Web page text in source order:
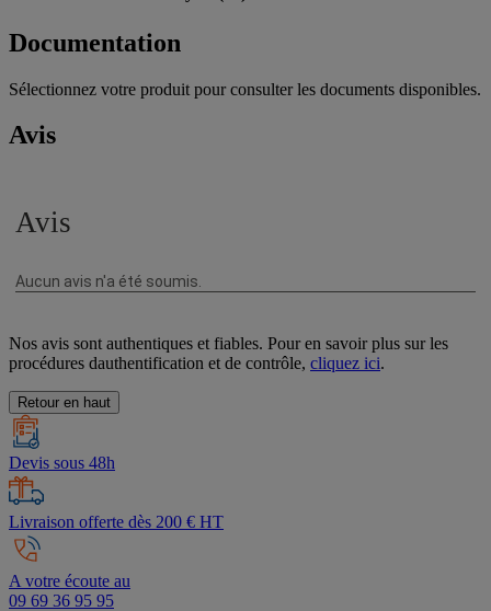
Documentation
Sélectionnez votre produit pour consulter les documents disponibles.
Avis
Nos avis sont authentiques et fiables. Pour en savoir plus sur les
procédures dauthentification et de contrôle, cliquez ici.
Retour en haut
Devis sous 48h
Livraison offerte dès 200 € HT
A votre écoute au
09 69 36 95 95